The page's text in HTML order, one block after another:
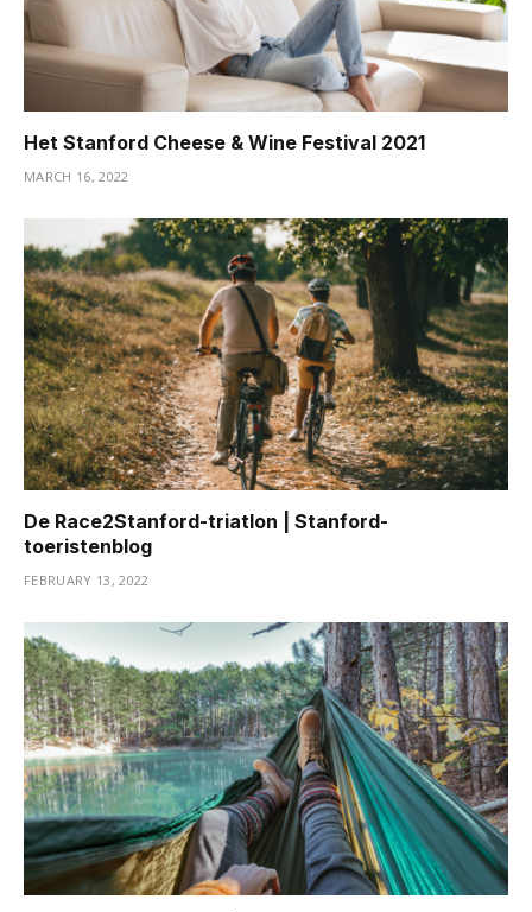
Het Stanford Cheese & Wine Festival 2021
MARCH 16, 2022
De Race2Stanford-triatlon | Stanford-
toeristenblog
FEBRUARY 13, 2022